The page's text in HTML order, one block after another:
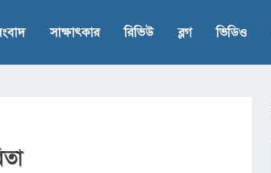
সাক্ষাৎকার রিভিউ ব্লগ ভিডিও